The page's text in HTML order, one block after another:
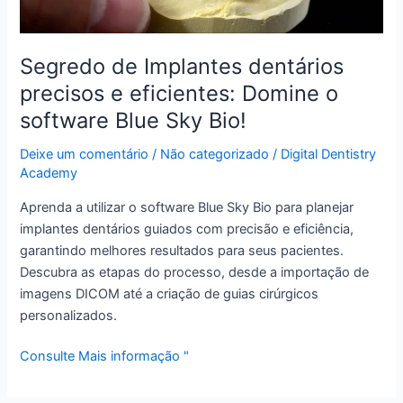
Segredo de Implantes dentários
precisos e eficientes: Domine o
software Blue Sky Bio!
Deixe um comentário / Não categorizado / Digital Dentistry
Academy
Aprenda a utilizar o software Blue Sky Bio para planejar
implantes dentários guiados com precisão e eficiência,
garantindo melhores resultados para seus pacientes.
Descubra as etapas do processo, desde a importação de
imagens DICOM até a criação de guias cirúrgicos
personalizados.
software
Blue
Sky
Bio!
Consulte Mais informação "